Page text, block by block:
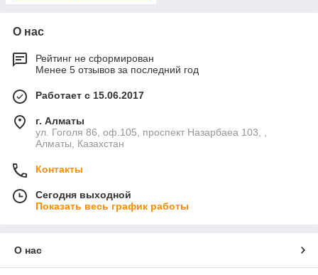
О нас
Рейтинг не сформирован
Менее 5 отзывов за последний год
Работает с 15.06.2017
г. Алматы
ул. Гоголя 86, оф.105, проспект Назарбаеа 103, ,
Алматы, Казахстан
Контакты
Сегодня выходной
Показать весь график работы
О нас